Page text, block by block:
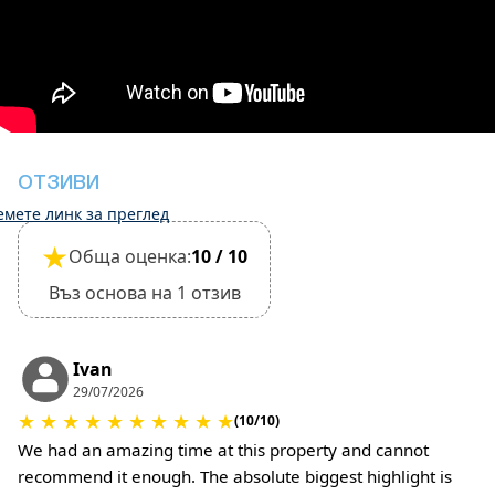
завършено само след проверка на общото
състояние на къщата
малки домашни любимци и трябва да бъде
(Ще се изискват допълнителни такси за такса
за почистване и депозит за щети)
ОТЗИВИ
линк за преглед
★Обща оценка:10 / 10
Въз основа на 1 отзив
Ivan
29/07/2026
★ ★ ★ ★ ★ ★ ★ ★ ★ ★(10/10)
We had an amazing time at this property and cannot
recommend it enough. The absolute biggest highlight is